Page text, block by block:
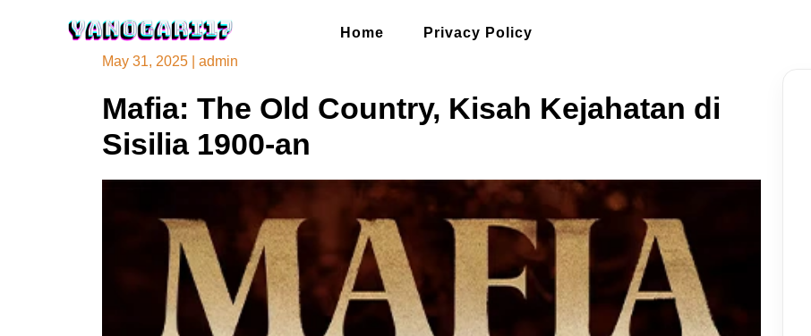
Home
Privacy Policy
May 31, 2025
admin
Mafia: The Old Country, Kisah Kejahatan di
Sisilia 1900-an